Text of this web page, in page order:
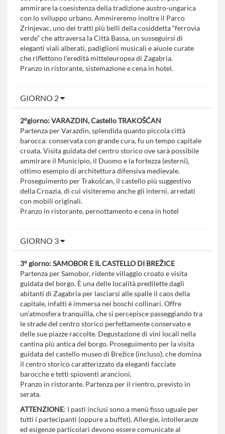
ammirare la coesistenza della tradizione austro-ungarica
con lo sviluppo urbano. Ammireremo inoltre il Parco
Zrinjevac, uno dei tratti più belli della cosiddetta “ferrovia
verde” che attraversa la Città Bassa, un susseguirsi di
eleganti viali alberati, padiglioni musicali e aiuole curate
che riflettono l’eredità mitteleuropea di Zagabria.
Pranzo in ristorante, sistemazione e cena in hotel.
GIORNO 2
2°giorno: VARAZDIN, Castello TRAKOŠĆAN
Partenza per Varazdin, splendida quanto piccola città
barocca: conservata con grande cura, fu un tempo capitale
croata. Visita guidata del centro storico ove sarà possibile
ammirare il Municipio, il Duomo e la fortezza (esterni),
ottimo esempio di architettura difensiva medievale.
Proseguimento per Trakošćan, il castello più suggestivo
della Croazia, di cui visiteremo anche gli interni, arredati
con mobili originali.
Pranzo in ristorante, pernottamento e cena in hotel
GIORNO 3
3° giorno: SAMOBOR E IL CASTELLO DI BREŽICE
Partenza per Samobor, ridente villaggio croato e visita
guidata del borgo. È una delle località predilette dagli
abitanti di Zagabria per lasciarsi alle spalle il caos della
capitale, infatti è immersa nei boschi collinari. Offre
un’atmosfera tranquilla, che si percepisce passeggiando tra
le strade del centro storico perfettamente conservato e
delle sue piazze raccolte. Degustazione di vini locali nella
cantina più antica del borgo. Proseguimento per la visita
guidata del castello museo di Brežice (incluso), che domina
il centro storico caratterizzato da eleganti facciate
barocche e tetti spioventi arancioni.
Pranzo in ristorante. Partenza per il rientro, previsto in
serata.
ATTENZIONE: I pasti inclusi sono a menù fisso uguale per
tutti i partecipanti (oppure a buffet). Allergie, intolleranze
ed esigenze particolari devono essere comunicate al